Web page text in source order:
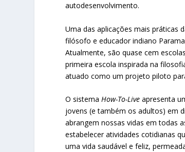
autodesenvolvimento.
Uma das aplicações mais práticas
filósofo e educador indiano
Atualmente, são quase cem
primeira escola inspirada na
atuado como um projeto piloto
O sistemaHow-To-Liveapresenta
jovens (e também os adultos) em
abrangem nossas vidas em todas
estabelecer atividades cotidianas
uma vida saudável e feliz,